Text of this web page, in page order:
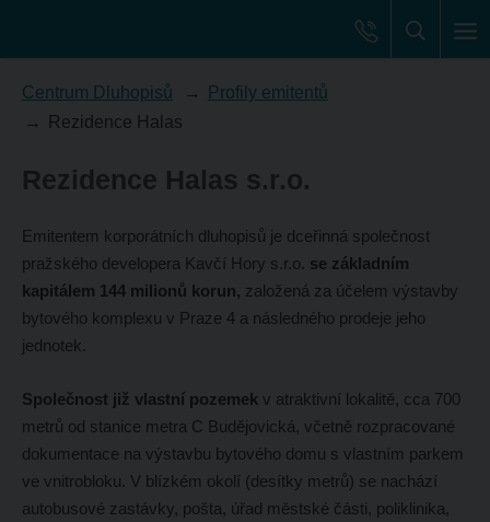
Centrum Dluhopisů
Profily emitentů
Rezidence Halas
Rezidence Halas s.r.o.
Emitentem korporátních dluhopisů je dceřinná společnost
pražského developera Kavčí Hory s.r.o. se základním
kapitálem 144 milionů korun, založená za účelem výstavby
bytového komplexu v Praze 4 a následného prodeje jeho
jednotek.
Společnost již vlastní pozemek v atraktivní lokalitě, cca 700
metrů od stanice metra C Budějovická, včetně rozpracované
dokumentace na výstavbu bytového domu s vlastním parkem
ve vnitrobloku. V blízkém okolí (desítky metrů) se nachází
autobusové zastávky, pošta, úřad městské části, poliklinika,